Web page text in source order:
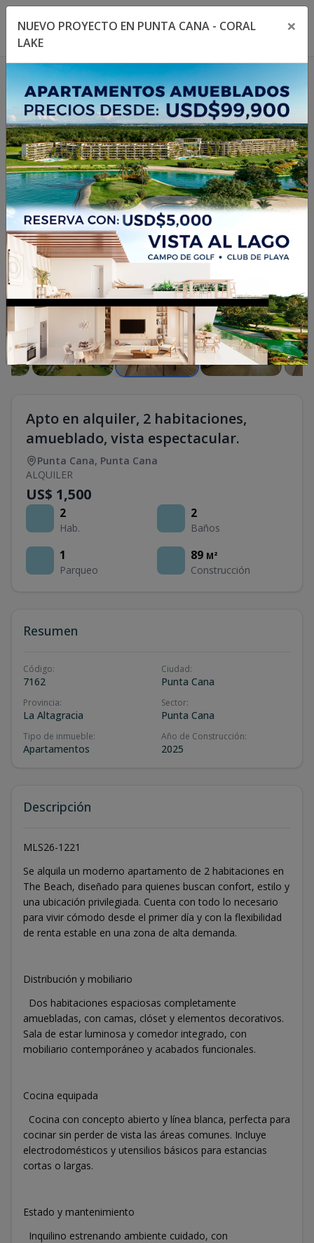
Toggle navigation menu
1/24
Apto en alquiler, 2 habitaciones,
amueblado, vista espectacular.
Punta Cana, Punta Cana
ALQUILER
US$ 1,500
2
Hab.
2
Baños
1
Parqueo
89 M²
Construcción
Resumen
Código:
7162
Ciudad:
Punta Cana
Provincia:
La Altagracia
Sector:
Punta Cana
Tipo de inmueble:
Apartamentos
Año de Construcción:
2025
Descripción
MLS26-1221
Se alquila un moderno apartamento de 2 habitaciones en
The Beach, diseñado para quienes buscan confort, estilo y
una ubicación privilegiada. Cuenta con todo lo necesario
para vivir cómodo desde el primer día y con la flexibilidad
de renta estable en una zona de alta demanda.
Distribución y mobiliario
Dos habitaciones espaciosas completamente
amuebladas, con camas, clóset y elementos decorativos.
Sala de estar luminosa y comedor integrado, con
mobiliario contemporáneo y acabados funcionales.
Cocina equipada
Cocina con concepto abierto y línea blanca, perfecta para
cocinar sin perder de vista las áreas comunes. Incluye
electrodomésticos y utensilios básicos para estancias
cortas o largas.
Estado y mantenimiento
Inquilino estrenando ambiente cuidado, con
NUEVO PROYECTO EN PUNTA CANA - CORAL
LAKE
×